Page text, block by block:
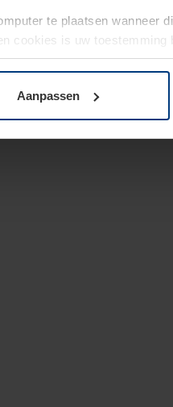
te plaatsen wanneer
cookies is uw toestemming
op onze
Aanpassen